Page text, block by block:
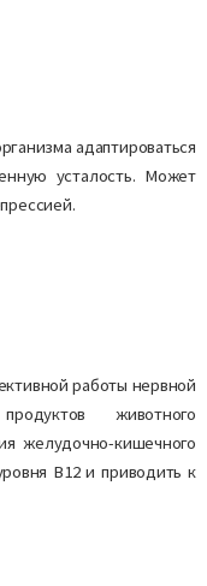
адаптироваться
усталость. Может
работы нервной
животного
желудочно-кишечного
B12 и приводить к